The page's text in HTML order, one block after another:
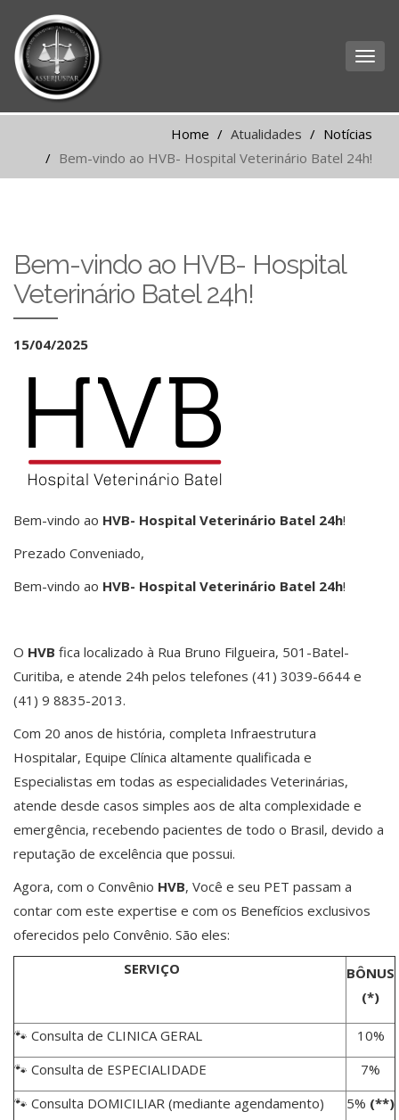
Home Atualidades
Notícias
Bem-vindo ao HVB- Hospital Veterinário Batel 24h!
Bem-vindo ao HVB- Hospital
Veterinário Batel 24h!
15/04/2025
Bem-vindo ao HVB- Hospital Veterinário Batel 24h!
Prezado Conveniado,
Bem-vindo ao HVB- Hospital Veterinário Batel 24h!
O HVB fica localizado à Rua Bruno Filgueira, 501-Batel-
Curitiba, e atende 24h pelos telefones (41) 3039-6644 e
(41) 9 8835-2013.
Com 20 anos de história, completa Infraestrutura
Hospitalar, Equipe Clínica altamente qualificada e
Especialistas em todas as especialidades Veterinárias,
atende desde casos simples aos de alta complexidade e
emergência, recebendo pacientes de todo o Brasil, devido a
reputação de excelência que possui.
Agora, com o Convênio HVB, Você e seu PET passam a
contar com este expertise e com os Benefícios exclusivos
oferecidos pelo Convênio. São eles:
SERVIÇO
BÔNUS
(*)
🐾 Consulta de CLINICA GERAL
10%
🐾 Consulta de ESPECIALIDADE
7%
🐾 Consulta DOMICILIAR (mediante agendamento)
5% (**)